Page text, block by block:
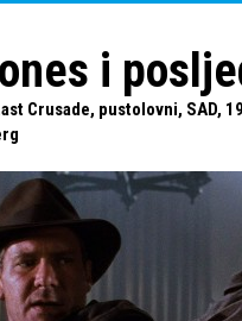
i
Crusade, pustolovni, SAD,